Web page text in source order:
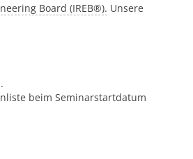
Board (IREB®). Unsere
beim Seminarstartdatum